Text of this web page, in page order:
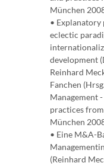
München
•
eclectic
development
Reinhard
Fanchen
Management
practices
München
• Eine M&A-
(Reinhard